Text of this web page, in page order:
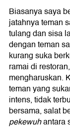
Biasanya saya
jatahnya teman
tulang dan sisa
dengan teman
kurang suka
ramai di
mengharuskan.
teman yang
intens, tidak
bersama, salat
pekewuhantara